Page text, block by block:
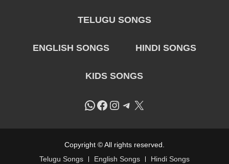
TELUGU SONGS
ENGLISH SONGS HINDI SONGS
KIDS SONGS
WhatsApp
Facebook
Instagram
Telegram
X
Copyright © All rights reserved.
Telugu Songs
English Songs Hindi Songs